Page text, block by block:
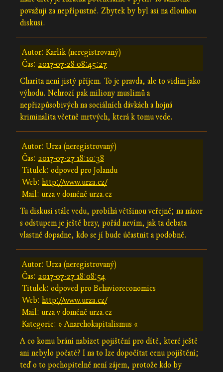
považuji za nepřípustné. Zbytek by byl asi na dlouhou
diskusi.
Autor: Karlík (neregistrovaný)
Čas: 2017-07-28 08:45:27
Charita není jistý příjem. To je pravda, ale to vidím jako
výhodu. Nehrozí pak miliony muslimů a
nepřizpůsobivých na sociálních dávkách a hojná
kriminalita včetně mrtvých, která k tomu vede.
Autor: Urza (neregistrovaný)
Čas: 2017-07-27 18:10:38
Titulek: odpoved pro Jolandu
Web: http://www.urza.cz/
Mail: urza v doméně urza.cz
Tu diskusi stále vedu, probíhá většinou veřejně; na názor
s odstupem je ještě brzy, pořád nevím, jak ta debata
vlastně dopadne, kdo se jí bude účastnit a podobně.
Autor: Urza (neregistrovaný)
Čas: 2017-07-27 18:08:54
Titulek: odpoved pro Behavioreconomics
Web: http://www.urza.cz/
Mail: urza v doméně urza.cz
Kategorie: » Anarchokapitalismus «
A co komu brání nabízet pojištění pro dítě, které ještě
ani nebylo počaté? I na to lze dopočítat cenu pojištění;
teď o to pochopitelně není zájem, protože kdo by